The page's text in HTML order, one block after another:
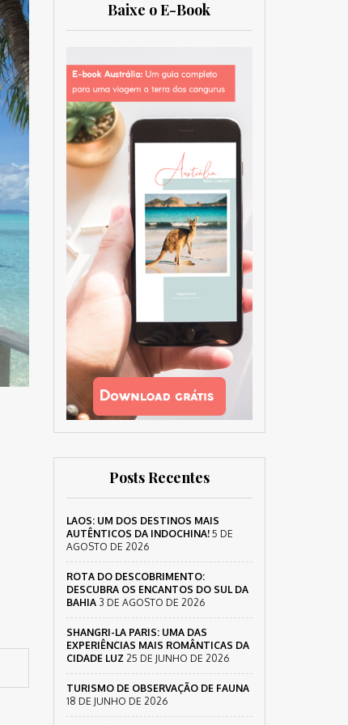
Baixe o E-Book
Posts Recentes
LAOS: UM DOS DESTINOS MAIS
AUTÊNTICOS DA INDOCHINA! 5 DE
AGOSTO DE 2026
ROTA DO DESCOBRIMENTO:
DESCUBRA OS ENCANTOS DO SUL DA
BAHIA 3 DE AGOSTO DE 2026
SHANGRI-LA PARIS: UMA DAS
EXPERIÊNCIAS MAIS ROMÂNTICAS DA
CIDADE LUZ 25 DE JUNHO DE 2026
TURISMO DE OBSERVAÇÃO DE FAUNA
18 DE JUNHO DE 2026